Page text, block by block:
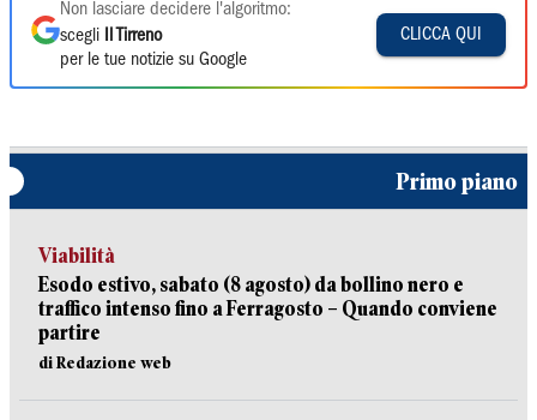
Non lasciare decidere l'algoritmo:
scegli
Il Tirreno
per le tue notizie su Google
CLICCA QUI
Primo piano
Viabilità
Esodo estivo, sabato (8 agosto) da bollino nero e
traffico intenso fino a Ferragosto – Quando conviene
partire
di Redazione web